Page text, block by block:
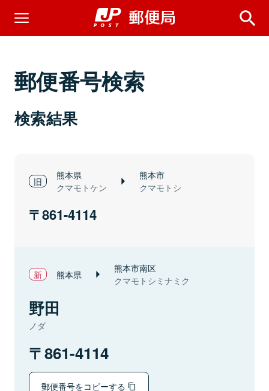
郵便番号検索
検索結果
熊本県
クマモトケン
熊本市
クマモトシ
861-4114
熊本県 熊本市南区
クマモトシミナミク
野田
ノダ
861-4114
郵便番号をコピーする